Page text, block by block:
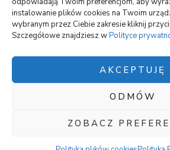
instalowanie plików cookies na Twoim
wybranym przez Ciebie zakresie kliknij
Szczegółowe znajdziesz wPolityce
AKCEPTUJĘ
ODMÓW
ZOBACZ
wizytówki nap
Polityka plików cookies (EU)
Polityka prywatności
Polityka plików cookies (EU) |Polityka
Polityka